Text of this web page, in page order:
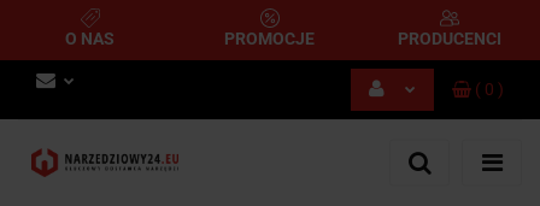
O NAS PROMOCJE PRODUCENCI
( 0 )